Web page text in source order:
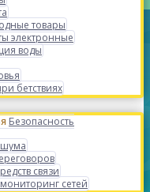
товары
электронные
воды
бетствиях
Безопасность
связи
сетей